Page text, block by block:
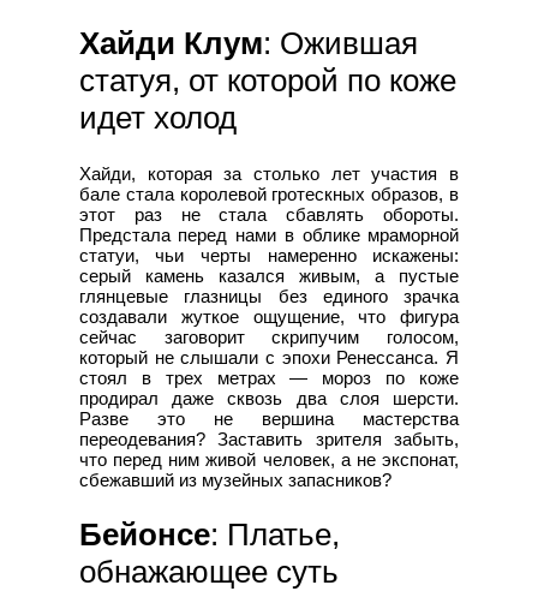
Хайди Клум: Ожившая
статуя, от которой по коже
идет холод
Хайди, которая за столько лет участия в
бале стала королевой гротескных образов, в
этот раз не стала сбавлять обороты.
Предстала перед нами в облике мраморной
статуи, чьи черты намеренно искажены:
серый камень казался живым, а пустые
глянцевые глазницы без единого зрачка
создавали жуткое ощущение, что фигура
сейчас заговорит скрипучим голосом,
который не слышали с эпохи Ренессанса. Я
стоял в трех метрах — мороз по коже
продирал даже сквозь два слоя шерсти.
Разве это не вершина мастерства
переодевания? Заставить зрителя забыть,
что перед ним живой человек, а не экспонат,
сбежавший из музейных запасников?
Бейонсе: Платье,
обнажающее суть